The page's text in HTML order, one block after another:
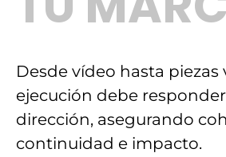
Desde vídeo hasta piezas
ejecución debe
dirección, asegurando
continuidad e impacto.